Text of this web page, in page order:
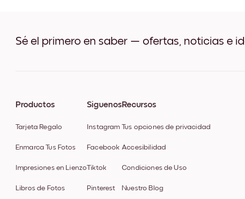
Sé el primero en saber — ofertas, noticias e
Productos
Tarjeta Regalo
Enmarca Tus Fotos
Impresiones en Lienzo
Libros de Fotos
Síguenos
Instagram
Facebook
Tiktok
Pinterest
Recursos
Tus opciones de privacidad
Accesibilidad
Condiciones de Uso
Nuestro Blog